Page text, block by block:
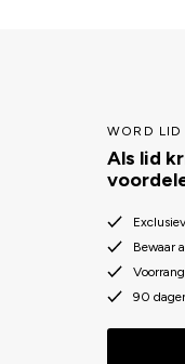
WORD LID
Als lid
Bewaar
90